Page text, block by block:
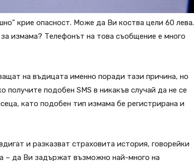
крие опасност. Може да Ви коства цели 60 лева.
измама? Телефонът на това съобщение е много
на въдицата именно поради тази причина, но
получите подобен SMS в никакъв случай да не се
като подобен тип измама бе регистрирана и
и разказват страховита история, говорейки
– да Ви задържат възможно най-много на